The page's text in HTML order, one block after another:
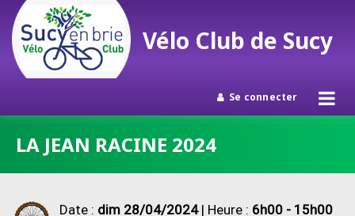
contenu
Vélo Club de Sucy
Se connecter
LA JEAN RACINE 2024
Date : dim 28/04/2024| Heure : 6h00 - 15h00